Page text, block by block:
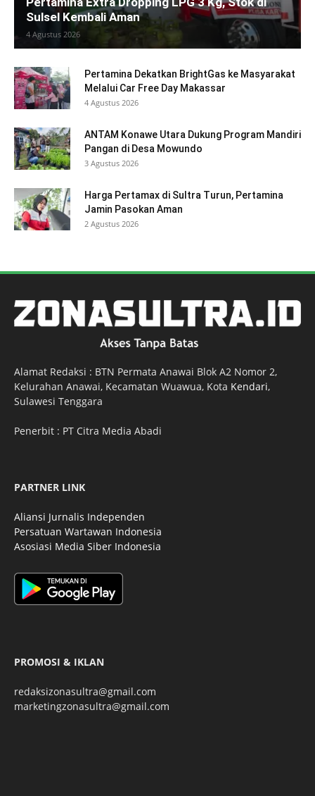
Sulsel Kembali Aman
4 Agustus 2026
Pertamina Dekatkan BrightGas ke Masyarakat
Melalui Car Free Day Makassar
4 Agustus 2026
ANTAM Konawe Utara Dukung Program Mandiri
Pangan di Desa Mowundo
3 Agustus 2026
Harga Pertamax di Sultra Turun, Pertamina
Jamin Pasokan Aman
2 Agustus 2026
Alamat Redaksi : BTN Permata Anawai Blok A2 Nomor 2,
Kelurahan Anawai, Kecamatan Wuawua, Kota Kendari,
Sulawesi Tenggara
Penerbit : PT Citra Media Abadi
PARTNER LINK
Aliansi Jurnalis Independen
Persatuan Wartawan Indonesia
Asosiasi Media Siber Indonesia
PROMOSI & IKLAN
redaksizonasultra@gmail.com
marketingzonasultra@gmail.com